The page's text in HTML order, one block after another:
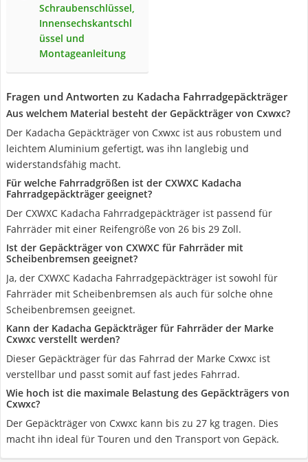
Schraubenschlüssel,
Innensechskantschl
üssel und
Montageanleitung
Fragen und Antworten zu Kadacha Fahrradgepäckträger
Aus welchem Material besteht der Gepäckträger von Cxwxc?
Der Kadacha Gepäckträger von Cxwxc ist aus robustem und
leichtem Aluminium gefertigt, was ihn langlebig und
widerstandsfähig macht.
Für welche Fahrradgrößen ist der CXWXC Kadacha
Fahrradgepäckträger geeignet?
Der CXWXC Kadacha Fahrradgepäckträger ist passend für
Fahrräder mit einer Reifengröße von 26 bis 29 Zoll.
Ist der Gepäckträger von CXWXC für Fahrräder mit
Scheibenbremsen geeignet?
Ja, der CXWXC Kadacha Fahrradgepäckträger ist sowohl für
Fahrräder mit Scheibenbremsen als auch für solche ohne
Scheibenbremsen geeignet.
Kann der Kadacha Gepäckträger für Fahrräder der Marke
Cxwxc verstellt werden?
Dieser Gepäckträger für das Fahrrad der Marke Cxwxc ist
verstellbar und passt somit auf fast jedes Fahrrad.
Wie hoch ist die maximale Belastung des Gepäckträgers von
Cxwxc?
Der Gepäckträger von Cxwxc kann bis zu 27 kg tragen. Dies
macht ihn ideal für Touren und den Transport von Gepäck.